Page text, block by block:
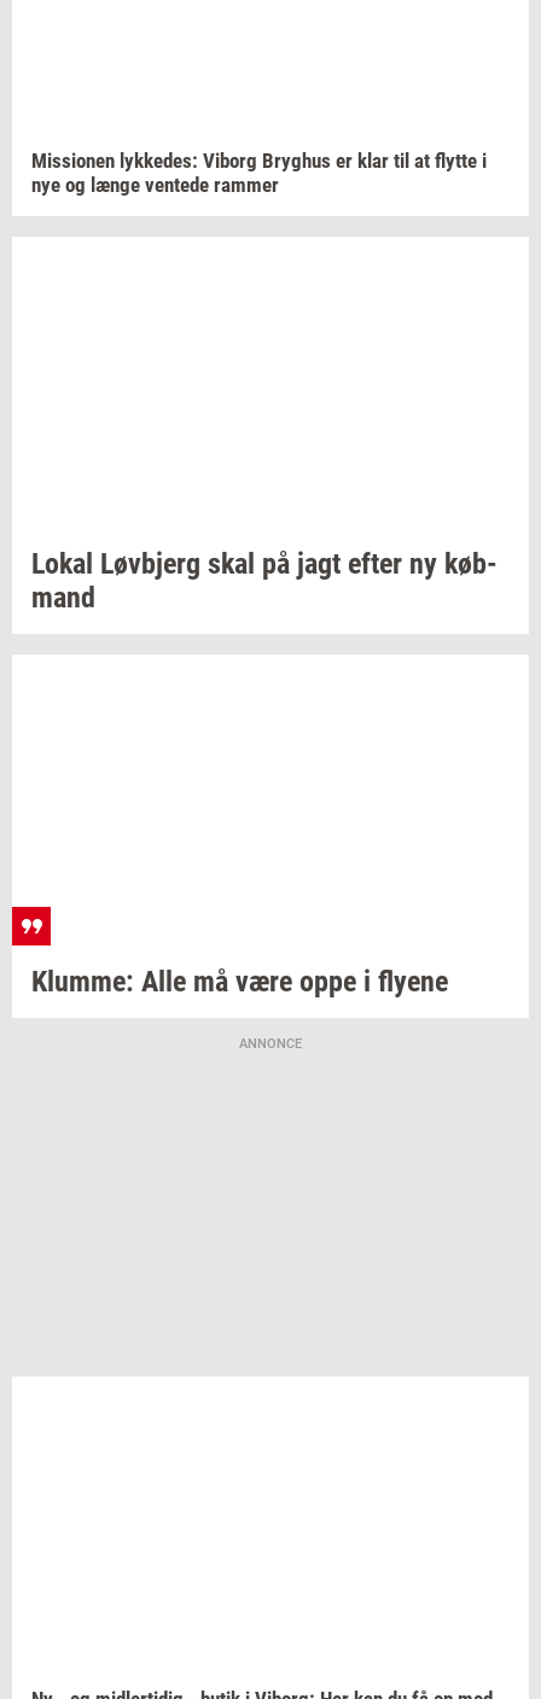
Mis­sio­nen lyk­ke­des: Vi­borg Bryg­hus er klar til at flyt­te i
nye og længe ven­te­de ram­mer
Lokal Løvb­jerg skal på jagt efter ny køb­
mand
Klum­me: Alle må være oppe i fly­e­ne
ANNONCE